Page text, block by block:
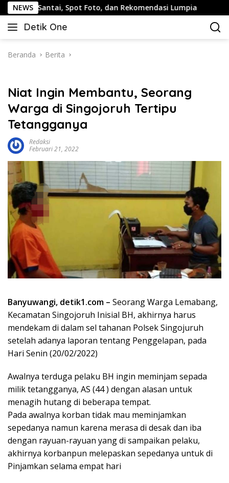
Langsung
ke
konten
NEWS
Spot Foto, dan Rekomendasi Lumpia Panduan
Detik One
Tajam
Fakta
Beranda Berita
Niat Ingin Membantu, Seorang
Warga di Singojoruh Tertipu
Tetangganya
Redaksi
Februari 21, 2022
Banyuwangi, detik1.com – Seorang Warga Lemabang,
Kecamatan Singojoruh Inisial BH, akhirnya harus
mendekam di dalam sel tahanan Polsek Singojuruh
setelah adanya laporan tentang Penggelapan, pada
Hari Senin (20/02/2022)
Awalnya terduga pelaku BH ingin meminjam sepada
milik tetangganya, AS (44 ) dengan alasan untuk
menagih hutang di beberapa tempat.
Pada awalnya korban tidak mau meminjamkan
sepedanya namun karena merasa di desak dan iba
dengan rayuan-rayuan yang di sampaikan pelaku,
akhirnya korbanpun melepaskan sepedanya untuk di
Pinjamkan selama empat hari